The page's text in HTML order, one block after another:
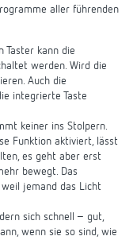
aller führenden
Taster kann die
werden. Wird die
Auch die
integrierte Taste
keiner ins Stolpern.
Funktion aktiviert, lässt
es geht aber erst
bewegt. Das
jemand das Licht
sich schnell – gut,
wenn sie so sind, wie